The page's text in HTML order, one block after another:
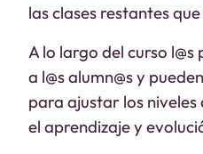
las clases restantes
A lo largo del curso
a l@s alumn@s y
para ajustar los niveles
el aprendizaje y